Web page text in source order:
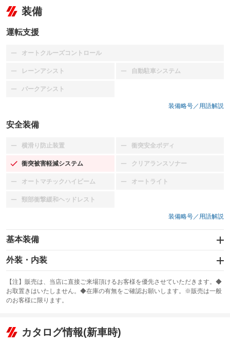
装備
運転支援
オートクルーズコントロール
：装備なし
レーンアシスト
：装備なし 自動駐車システム
：装備なし
パークアシスト
：装備なし
装備略号／用語解説
安全装備
横滑り防止装置
：装備なし 衝突安全ボディ
：装備なし
衝突被害軽減システム
：装備あり クリアランスソナー
：装備なし
オートマチックハイビーム
：装備なし オートライト
：装備なし
頸部衝撃緩和ヘッドレスト
：装備なし
装備略号／用語解説
基本装備
エアバッグ：運転席
：装備あり
：装備なし
サンルーフ
：装備なし ABS
リフトアップ
：装備なし
外装・内装
カーナビ
：装備なし
TV
：装備なし
ビジュアル
：装備なし
【注】販売は、当店に直接ご来場頂けるお客様を優先させていただきます。◆
お取置きはいたしません。◆在庫の有無をご確認お願いします。※販売は一般
のお客様に限ります。
カタログ情報(新車時)